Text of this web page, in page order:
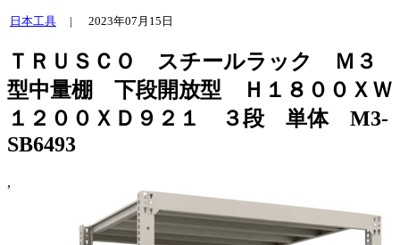
日本工具 | 2023年07月15日
ＴＲＵＳＣＯ スチールラック Ｍ３
型中量棚 下段開放型 Ｈ１８００ＸＷ
１２００ＸＤ９２１ ３段 単体 M3-
SB6493
,